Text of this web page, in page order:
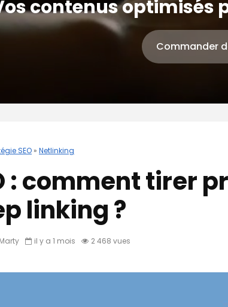
contenus optimisés
Commander
SEO » Netlinking
: comment tirer
linking ?
il y a 1 mois 2 468 vues